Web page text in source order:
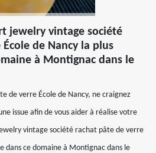
jewelry vintage société
de Nancy la plus
à Montignac dans le
de verre École de Nancy, ne craignez
issue afin de vous aider à réalise votre
vintage société rachat pâte de verre
dans ce domaine à Montignac dans le